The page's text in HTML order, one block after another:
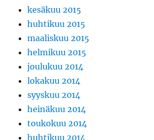
kesäkuu 2015
huhtikuu 2015
maaliskuu 2015
helmikuu 2015
joulukuu 2014
lokakuu 2014
syyskuu 2014
heinäkuu 2014
toukokuu 2014
huhtikuu 2014